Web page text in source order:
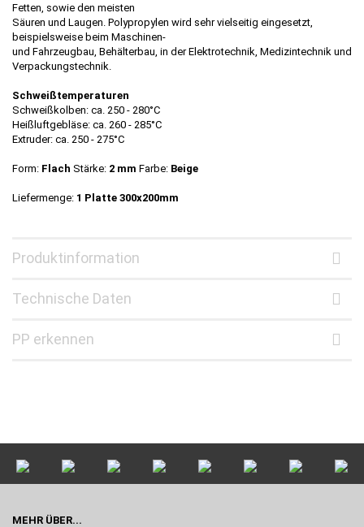
Fetten, sowie den meisten
Säuren und Laugen. Polypropylen wird sehr vielseitig eingesetzt,
beispielsweise beim Maschinen-
und Fahrzeugbau, Behälterbau, in der Elektrotechnik, Medizintechnik und
Verpackungstechnik.
Schweißtemperaturen
Schweißkolben: ca. 250 - 280°C
Heißluftgebläse: ca. 260 - 285°C
Extruder: ca. 250 - 275°C
Form: Flach Stärke: 2 mm Farbe: Beige
Liefermenge: 1 Platte 300x200mm
Produktinformation
Technische Daten
PP erkennen
MEHR ÜBER...